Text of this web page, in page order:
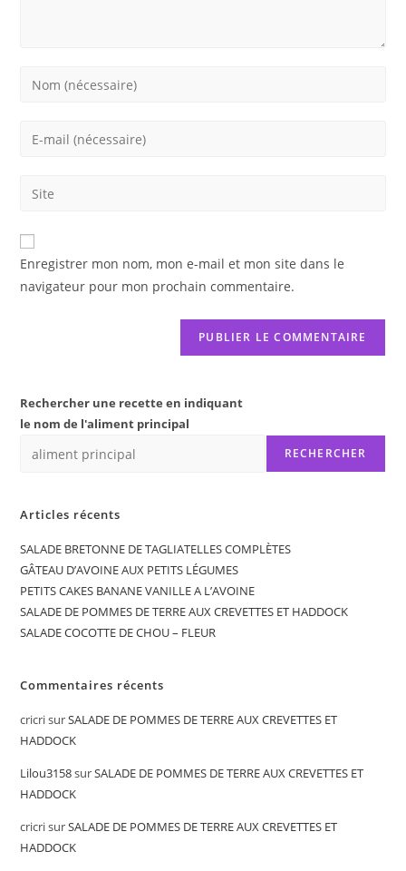
Enter
Enter
address
comment
Saisir
de
votre
(facultatif)
Enregistrer mon nom, mon e-mail et mon site dans le
navigateur pour mon prochain commentaire.
Rechercher une recette en indiquant
le nom de l'aliment principal
RECHERCHER
Articles récents
SALADE BRETONNE DE TAGLIATELLES COMPLÈTES
GÂTEAU D’AVOINE AUX PETITS LÉGUMES
PETITS CAKES BANANE VANILLE A L’AVOINE
SALADE DE POMMES DE TERRE AUX CREVETTES ET HADDOCK
SALADE COCOTTE DE CHOU – FLEUR
Commentaires récents
cricrisurSALADE DE POMMES DE TERRE AUX CREVETTES ET
HADDOCK
Lilou3158surSALADE DE POMMES DE TERRE AUX CREVETTES ET
HADDOCK
cricrisurSALADE DE POMMES DE TERRE AUX CREVETTES ET
HADDOCK